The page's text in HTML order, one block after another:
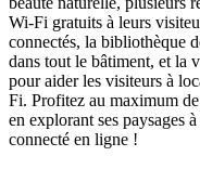
Wi-Fi gratuits à leurs
connectés, la bibliothèque
dans tout le bâtiment, et la
pour aider les visiteurs à
Fi. Profitez au maximum
en explorant ses paysages
connecté en ligne !